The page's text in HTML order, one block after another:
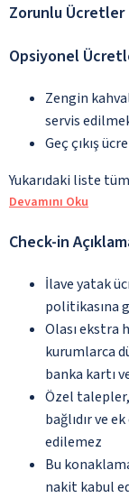
Zorunlu Ücretler
Opsiyonel
Zengin
servis
Geç çıkış
Yukarıdaki liste
Devamını Oku
Check-in
İlave yatak
politikasına
Olası ekstra
kurumlarca
banka kartı
Özel
bağlıdır ve
edilemez
Bu
nakit kabul